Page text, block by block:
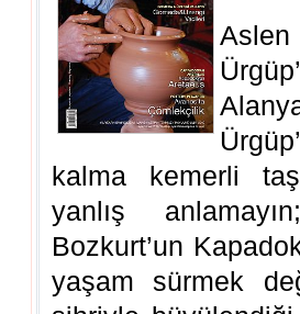
Aslen
kalma kemerli
yanlış
Bozkurt’un
yaşam sürmek